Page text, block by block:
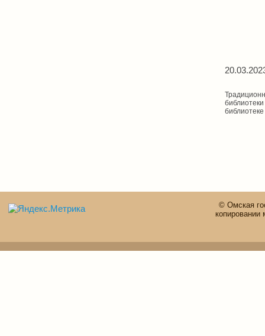
© Омская
копировании